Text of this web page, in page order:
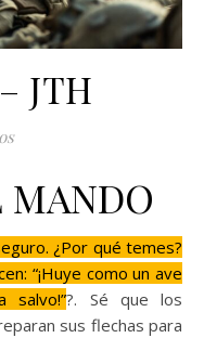
JTH
MANDO
“¡Huye como un ave
salvo!”?. Sé que los
sus flechas para